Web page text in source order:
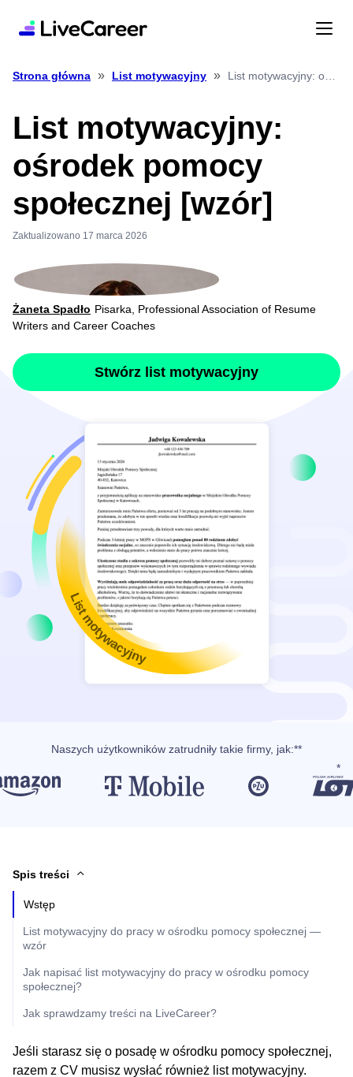
Strona główna » List motywacyjny »
List motywacyjny:
ośrodek pomocy
społecznej [wzór]
Zaktualizowano 17 marca 2026
Żaneta Spadło Pisarka, Professional Association of Resume
Writers and Career Coaches
Stwórz list motywacyjny
List motywacyjny
Naszych użytkowników zatrudniły takie firmy, jak:**
Spis treści
Wstęp
List motywacyjny do pracy w ośrodku pomocy społecznej —
wzór
Jak napisać list motywacyjny do pracy w ośrodku pomocy
społecznej?
Jak sprawdzamy treści na LiveCareer?
Jeśli starasz się o posadę w ośrodku pomocy społecznej,
razem z CV musisz wysłać również list motywacyjny.